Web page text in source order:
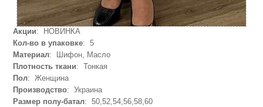
Акции: НОВИНКА
Кол-во в упаковке: 5
Материал: Шифон, Масло
Плотность ткани: Тонкая
Пол: Женщина
Производство: Украина
Размер полу-батал: 50,52,54,56,58,60